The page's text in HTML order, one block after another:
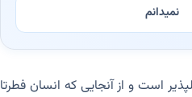
نمیدانم
است و از آنجایی که انسان فطرتا